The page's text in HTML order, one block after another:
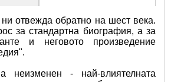
отвежда обратно на шест века.
за стандартна биография, а за
и неговото произведение
неизменен - най-влиятелната